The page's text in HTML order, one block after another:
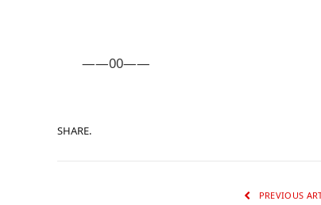
——00——
SHARE.
PREVIOUS